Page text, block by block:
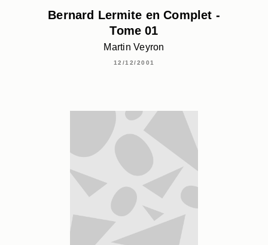
Bernard Lermite en Complet -
Tome 01
Martin Veyron
12/12/2001